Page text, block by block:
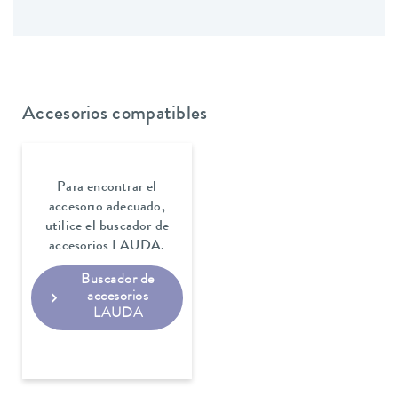
Accesorios compatibles
Para encontrar el
accesorio adecuado,
utilice el buscador de
accesorios LAUDA.
Buscador de
accesorios
LAUDA